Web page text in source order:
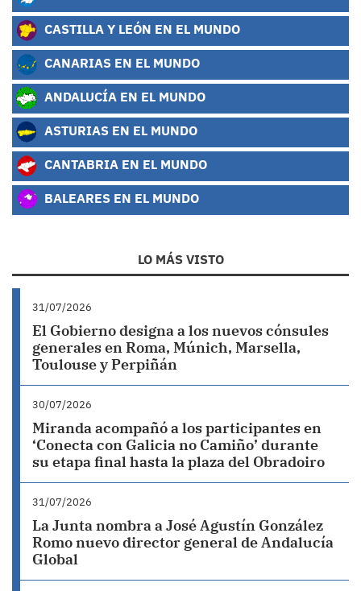
CASTILLA Y LEÓN EN EL MUNDO
CANARIAS EN EL MUNDO
ANDALUCÍA EN EL MUNDO
ASTURIAS EN EL MUNDO
CANTABRIA EN EL MUNDO
BALEARES EN EL MUNDO
LO MÁS VISTO
31/07/2026
El Gobierno designa a los nuevos cónsules
generales en Roma, Múnich, Marsella,
Toulouse y Perpiñán
30/07/2026
Miranda acompañó a los participantes en
‘Conecta con Galicia no Camiño’ durante
su etapa final hasta la plaza del Obradoiro
31/07/2026
La Junta nombra a José Agustín González
Romo nuevo director general de Andalucía
Global